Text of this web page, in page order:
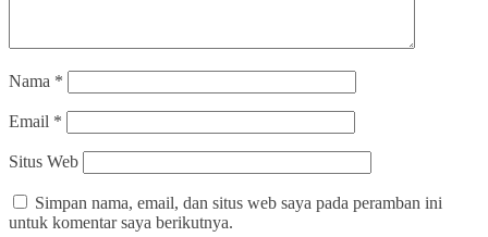
Nama *
Email *
Situs Web
Simpan nama, email, dan situs web saya pada peramban ini
untuk komentar saya berikutnya.